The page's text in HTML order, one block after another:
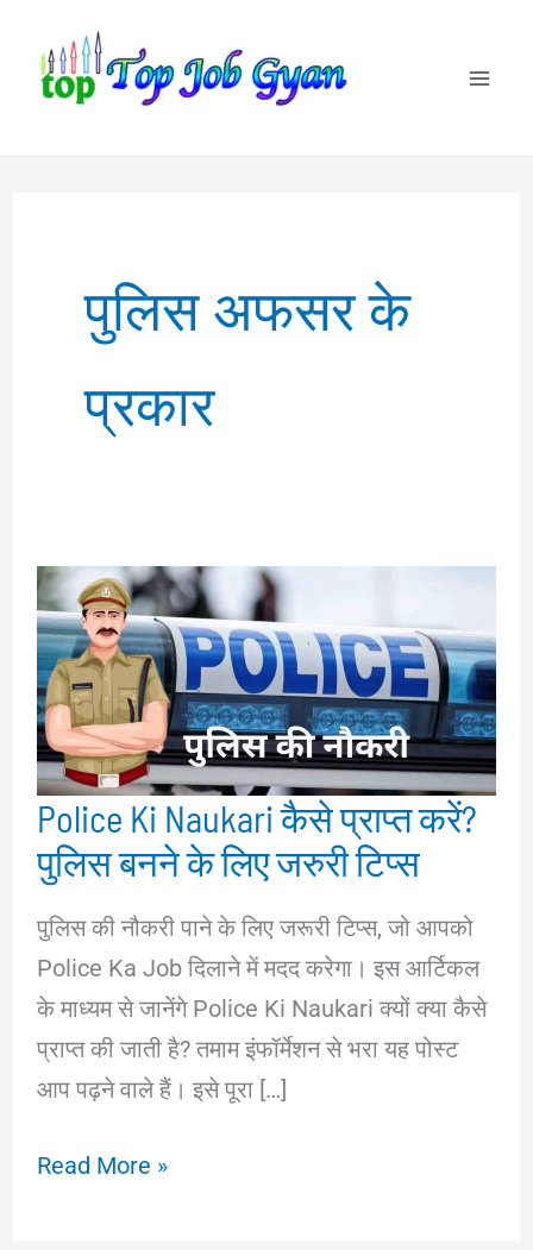
content
पुलिस अफसर के
प्रकार
Police Ki Naukari कैसे प्राप्त करें?
पुलिस बनने के लिए जरुरी टिप्स
पुलिस की नौकरी पाने के लिए जरूरी टिप्स, जो आपको
Police Ka Job दिलाने में मदद करेगा। इस आर्टिकल
के माध्यम से जानेंगे Police Ki Naukari क्यों क्या कैसे
प्राप्त की जाती है? तमाम इंफॉर्मेशन से भरा यह पोस्ट
आप पढ़ने वाले हैं। इसे पूरा […]
Police
Read More »